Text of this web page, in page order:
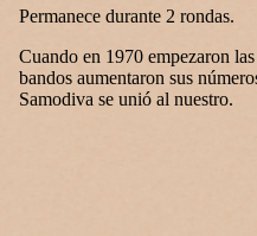
Permanece durante 2 rondas.
Cuando en 1970 empezaron
bandos aumentaron sus
Samodiva se unió al nuestro.